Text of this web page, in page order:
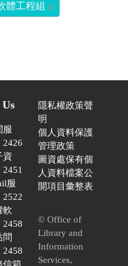
體工程組
服
2426
資
2451
服
2522
軟
2458
問
2458
隱私權政策聲
明
個人資料保護
管理政策
圖資處保有個
人資料檔案公
開項目彙整表
© Office of
Library and
Information
Services,